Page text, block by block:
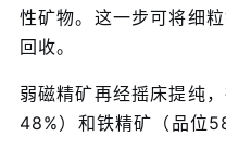
性矿物。这一步可将细
回收。
弱磁精矿再经摇床提纯
48%）和铁精矿（品位